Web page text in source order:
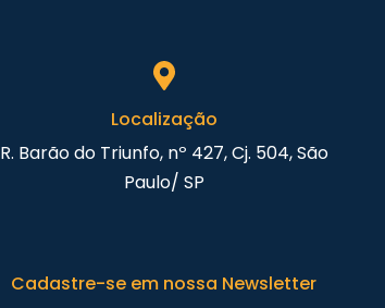
Localização
R. Barão do Triunfo, nº 427, Cj. 504, São
Paulo/ SP
Cadastre-se em nossa Newsletter